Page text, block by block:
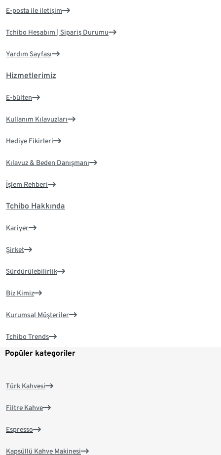
E-posta ile iletişim
Tchibo Hesabım | Sipariş Durumu
Yardım Sayfası
Hizmetlerimiz
E-bülten
Kullanım Kılavuzları
Hediye Fikirleri
Kılavuz & Beden Danışmanı
İşlem Rehberi
Tchibo Hakkında
Kariyer
Şirket
Sürdürülebilirlik
Biz Kimiz
Kurumsal Müşteriler
Tchibo Trends
Popüler kategoriler
Türk Kahvesi
Filtre Kahve
Espresso
Kapsüllü Kahve Makinesi